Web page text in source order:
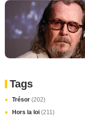
Tags
Trésor (202)
Hors la loi (211)